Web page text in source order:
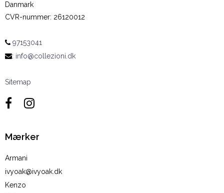
Danmark
CVR-nummer: 26120012
97153041
: info@collezioni.dk
Sitemap
Mærker
Armani
ivyoak@ivyoak.dk
Kenzo